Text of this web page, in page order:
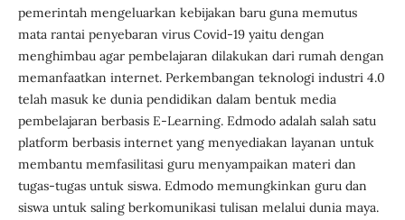
pemerintah mengeluarkan kebijakan baru guna memutus
mata rantai penyebaran virus Covid-19 yaitu dengan
menghimbau agar pembelajaran dilakukan dari rumah dengan
memanfaatkan internet. Perkembangan teknologi industri 4.0
telah masuk ke dunia pendidikan dalam bentuk media
pembelajaran berbasis E-Learning. Edmodo adalah salah satu
platform berbasis internet yang menyediakan layanan untuk
membantu memfasilitasi guru menyampaikan materi dan
tugas-tugas untuk siswa. Edmodo memungkinkan guru dan
siswa untuk saling berkomunikasi tulisan melalui dunia maya.